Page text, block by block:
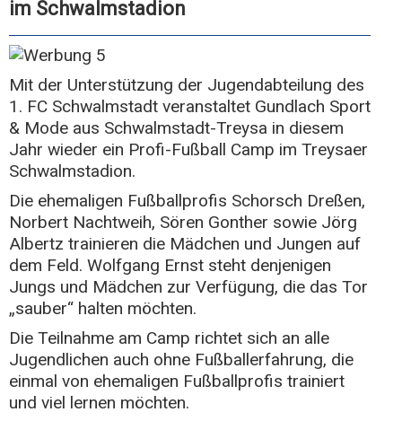
im Schwalmstadion
Mit der Unterstützung der Jugendabteilung des
1. FC Schwalmstadt veranstaltet Gundlach Sport
& Mode aus Schwalmstadt-Treysa in diesem
Jahr wieder ein Profi-Fußball Camp im Treysaer
Schwalmstadion.
Die ehemaligen Fußballprofis Schorsch Dreßen,
Norbert Nachtweih, Sören Gonther sowie Jörg
Albertz trainieren die Mädchen und Jungen auf
dem Feld. Wolfgang Ernst steht denjenigen
Jungs und Mädchen zur Verfügung, die das Tor
„sauber“ halten möchten.
Die Teilnahme am Camp richtet sich an alle
Jugendlichen auch ohne Fußballerfahrung, die
einmal von ehemaligen Fußballprofis trainiert
und viel lernen möchten.